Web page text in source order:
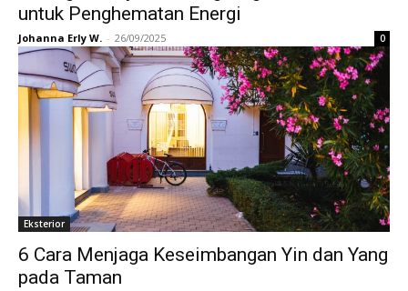
untuk Penghematan Energi
Johanna Erly W. - 26/09/2025 0
Eksterior
6 Cara Menjaga Keseimbangan Yin dan Yang
pada Taman